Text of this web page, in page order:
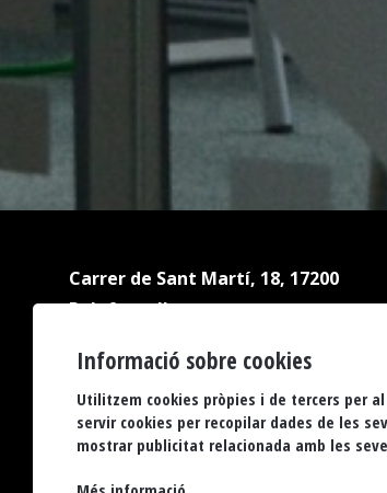
Carrer de Sant Martí, 18, 17200
Palafrugell
Tel.:972 304 809
biblioteca@palafrugell.cat
Matins: de dilluns a dissabte, de 10
Informació sobre cookies
Utilitzem cookies pròpies i de tercers per
servir cookies per recopilar dades de les
mostrar publicitat relacionada amb les